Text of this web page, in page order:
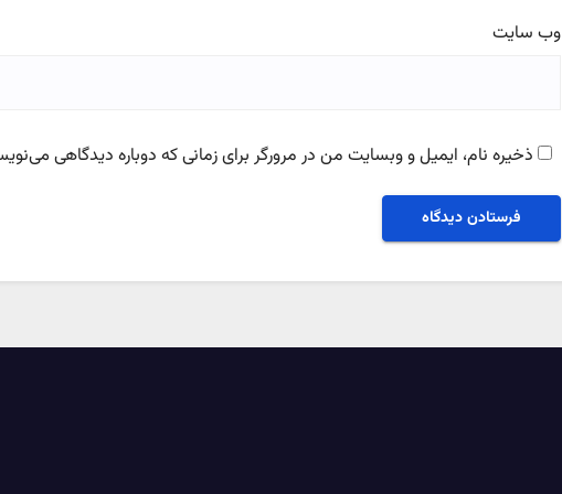
وب‌ سایت
ذخیره نام، ایمیل و وبسایت من در مرورگر برای زمانی که دوباره دیدگاهی